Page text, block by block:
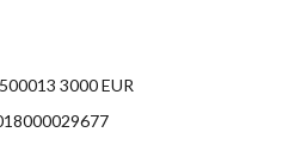
3000 EUR